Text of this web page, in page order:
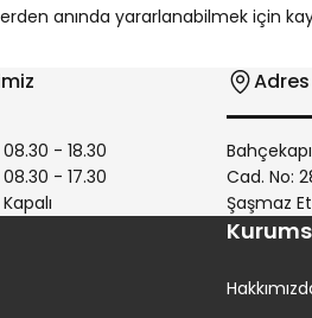
anında yararlanabilmek için
08.30 - 18.30
08.30 - 17.30
Kapalı
Cad. No:
Şaşmaz